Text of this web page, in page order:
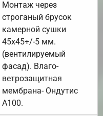
Монтаж через
строганый брусок
камерной сушки
45х45+/-5 мм.
(вентилируемый
фасад). Влаго-
ветрозащитная
мембрана- Ондутис
А100.